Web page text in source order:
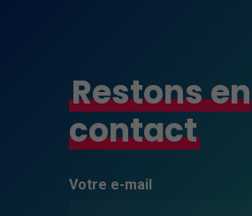
Restons en
contact
Votre e-mail